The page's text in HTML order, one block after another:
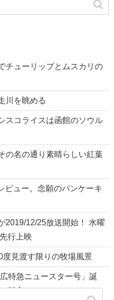
チューリップとムスカリの
川を眺める
スコライスは函館のソウル
の名の通り素晴らしい紅葉
ビュー。念願のパンケーキ
2019/12/25放送開始！ 水曜
行上映
見渡す限りの牧場風景
特急ニュースター号」誕
料金